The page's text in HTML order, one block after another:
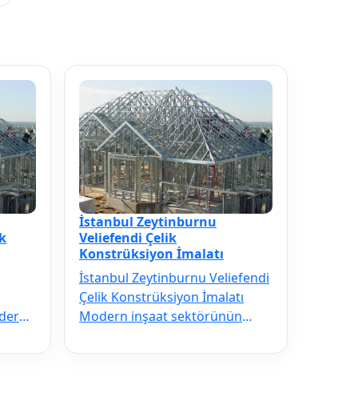
İstanbul Zeytinburnu
Veliefendi Çelik
Konstrüksiyon İmalatı
İstanbul Zeytinburnu Veliefendi
Çelik Konstrüksiyon İmalatı
Modern inşaat sektörünün
Zeytinbu…